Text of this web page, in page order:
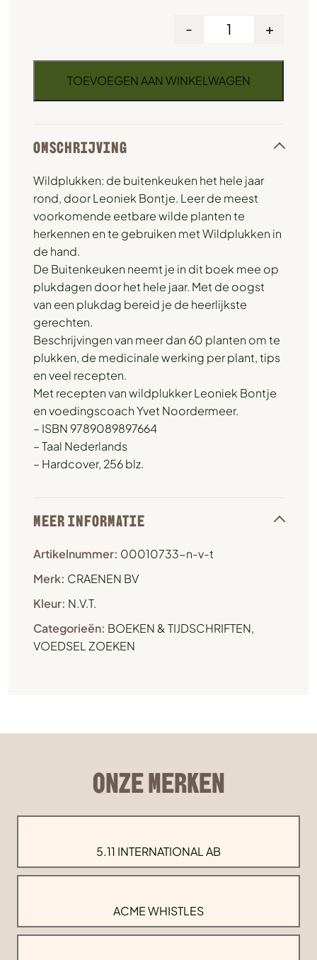
- +
TOEVOEGEN AAN WINKELWAGEN
OMSCHRIJVING
Wildplukken: de buitenkeuken het hele jaar
rond, door Leoniek Bontje. Leer de meest
voorkomende eetbare wilde planten te
herkennen en te gebruiken met Wildplukken in
de hand.
De Buitenkeuken neemt je in dit boek mee op
plukdagen door het hele jaar. Met de oogst
van een plukdag bereid je de heerlijkste
gerechten.
Beschrijvingen van meer dan 60 planten om te
plukken, de medicinale werking per plant, tips
en veel recepten.
Met recepten van wildplukker Leoniek Bontje
en voedingscoach Yvet Noordermeer.
– ISBN 9789089897664
– Taal Nederlands
– Hardcover, 256 blz.
MEER INFORMATIE
Artikelnummer: 00010733-n-v-t
Merk: CRAENEN BV
Kleur: N.V.T.
Categorieën: BOEKEN & TIJDSCHRIFTEN,
VOEDSEL ZOEKEN
ONZE MERKEN
5.11 INTERNATIONAL AB
ACME WHISTLES